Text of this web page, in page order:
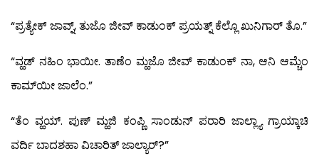
“ಪ್ರತ್ಯೇಕ್ ಜಾವ್ನ್, ತುಜೊ ಜೀವ್ ಕಾಡುಂಕ್ ಪ್ರಯತ್ನ್ ಕೆಲ್ಲೊ ಖುನಿಗಾರ್ ತೊ.”
“ವ್ಹಡ್ ನಹಿಂ ಭಾಯೀ. ತಾಣೆಂ ಮ್ಹಜೊ ಜೀವ್ ಕಾಡುಂಕ್ ನಾ, ಆನಿ ಆಮ್ಚೆಂ
ಕಾಮ್‍ಯೀ ಜಾಲೆಂ.”
“ತೆಂ ವ್ಹಯ್. ಪುಣ್ ಮ್ಹಜಿ ಕಂಪ್ಣಿ ಸಾಂಡುನ್ ಪರಾರಿ ಜಾಲ್ಲ್ಯಾ ಗ್ರಾಯ್ಕಾಚಿ
ವರ್ದಿ ಬಾದಶಹಾ ವಿಚಾರಿತ್ ಜಾಲ್ಯಾರ್?”